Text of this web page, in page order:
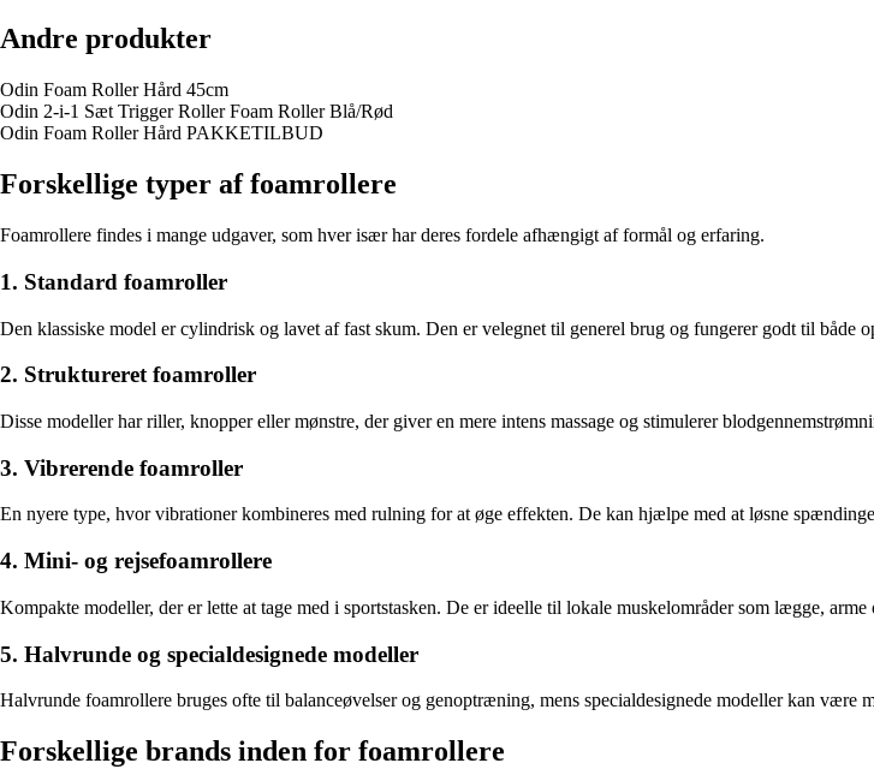
Andre produkter
Odin Foam Roller Hård 45cm
Odin 2-i-1 Sæt Trigger Roller Foam Roller Blå/Rød
Odin Foam Roller Hård PAKKETILBUD
Forskellige typer af foamrollere
Foamrollere findes i mange udgaver, som hver især har deres fordele afhængigt af formål og erfaring.
1. Standard foamroller
Den klassiske model er cylindrisk og lavet af fast skum. Den er velegnet til generel brug og fungerer godt til
2. Struktureret foamroller
Disse modeller har riller, knopper eller mønstre, der giver en mere intens massage og stimulerer
3. Vibrerende foamroller
En nyere type, hvor vibrationer kombineres med rulning for at øge effekten. De kan hjælpe med at løsne
4. Mini- og rejsefoamrollere
Kompakte modeller, der er lette at tage med i sportstasken. De er ideelle til lokale muskelområder som lægge,
5. Halvrunde og specialdesignede modeller
Halvrunde foamrollere bruges ofte til balanceøvelser og genoptræning, mens specialdesignede modeller kan være
Forskellige brands inden for foamrollere